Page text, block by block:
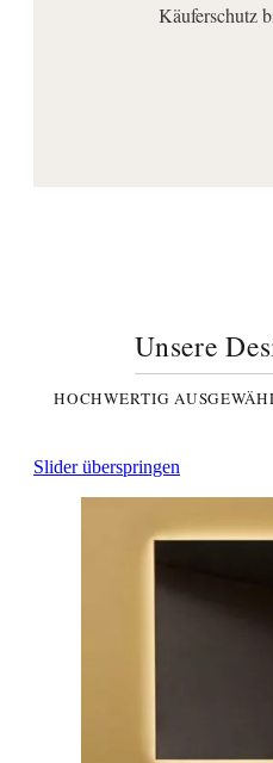
Käuferschutz
Unsere
HOCHWERTIG
Slider überspringen